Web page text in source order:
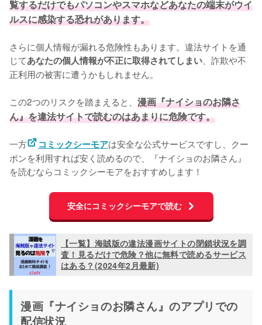
覧するだけでもパソコンやスマホなどあなたの端末がウイ
ルスに感染する恐れがあります。
さらに個人情報が漏れる危険性もあります。違法サイトを通
じてあなたの個人情報が不正に取得されてしまい 、詐欺や不
正利用の被害に遭うかもしれません。
この2つのリスクを踏まえると、 漫画『ナイショのお隣さ
ん』を違法サイトで読むのはあまりに危険です。
一方 コミックシーモアは安全な公式サービスですし、クー
ポンを利用すれば安く読めるので、『ナイショのお隣さん』
を読むならコミックシーモアをおすすめします！
安全にコミックシーモアで読む
【一覧】海賊版の違法漫画サイトの閉鎖状況を調
査！見るだけで危険？他に無料で読めるサービス
はある？(2024年2月最新)
漫画『ナイショのお隣さん』のアプリでの
配信状況